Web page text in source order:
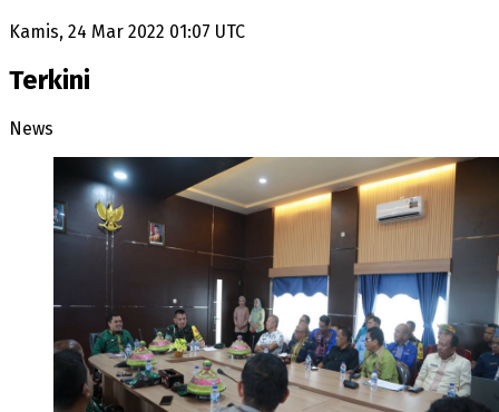
Kamis, 24 Mar 2022 01:07 UTC
Terkini
News